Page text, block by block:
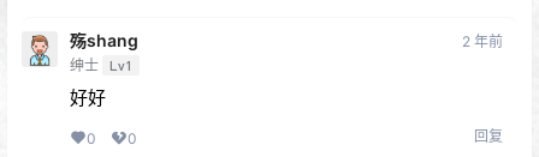
殇shang
绅士 Lv1
2 年前
好好
0 0 回复